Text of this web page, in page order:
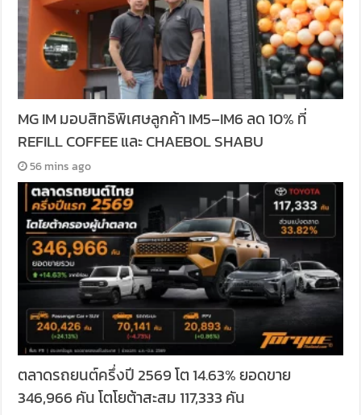
MG IM มอบสิทธิพิเศษลูกค้า IM5–IM6 ลด 10% ที่
REFILL COFFEE และ CHAEBOL SHABU
56 mins ago
ตลาดรถยนต์ครึ่งปี 2569 โต 14.63% ยอดขาย
346,966 คัน โตโยต้าสะสม 117,333 คัน